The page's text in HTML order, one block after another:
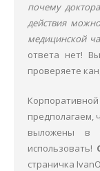
почему
действия
медицинской
ответа нет!
проверяете
предполагаем,
выложены в
использовать!
страничка